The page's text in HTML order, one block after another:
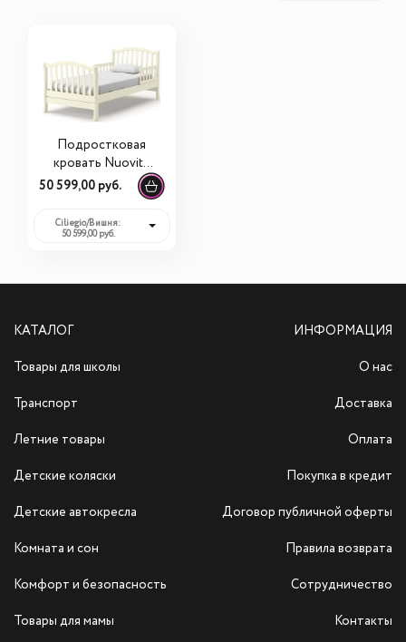
Подростковая
кровать Nuovita
Destino
50 599,00 руб.
Ciliegio/Вишня:
50 599,00 руб.
КАТАЛОГ
Товары для школы
Транспорт
Летние товары
Детские коляски
Детские автокресла
Комната и сон
Комфорт и безопасность
Товары для мамы
ИНФОРМАЦИЯ
О нас
Доставка
Оплата
Покупка в кредит
Договор публичной оферты
Правила возврата
Сотрудничество
Контакты